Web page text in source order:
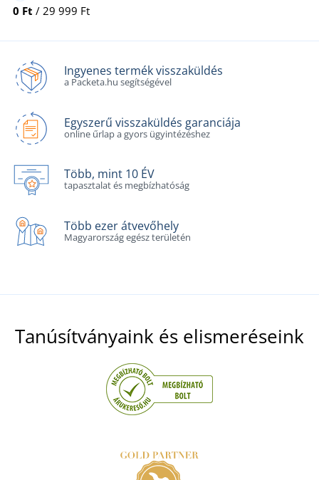
0 Ft / 29 999 Ft
Ingyenes termék visszaküldés
a Packeta.hu segítségével
Egyszerű visszaküldés garanciája
online űrlap a gyors ügyintézéshez
Több, mint 10 ÉV
tapasztalat és megbízhatóság
Több ezer átvevőhely
Magyarország egész területén
Tanúsítványaink és elismeréseink